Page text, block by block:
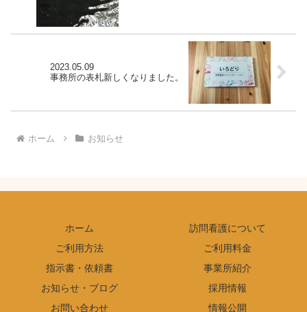
2023.05.09
事務所の表札新しくなりました。
ホーム お知らせ
ホーム
訪問看護について
ご利用方法
ご利用料金
指示書・依頼書
事業所紹介
お知らせ・ブログ
採用情報
お問い合わせ
情報公開